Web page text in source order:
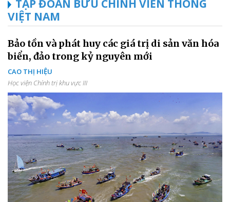
TẬP ĐOÀN BƯU CHÍNH VIỄN THÔNG
VIỆT NAM
Bảo tồn và phát huy các giá trị di sản văn hóa
biển, đảo trong kỷ nguyên mới
CAO THỊ HIỆU
Học viện Chính trị khu vực III